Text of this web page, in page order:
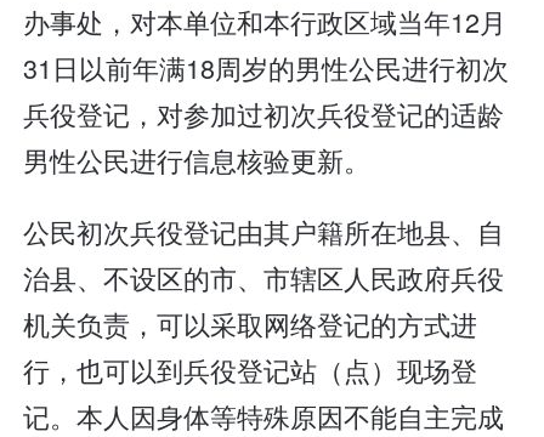
办事处，对本单位和本行政区域当年12月
31日以前年满18周岁的男性公民进行初次
兵役登记，对参加过初次兵役登记的适龄
男性公民进行信息核验更新。
公民初次兵役登记由其户籍所在地县、自
治县、不设区的市、市辖区人民政府兵役
机关负责，可以采取网络登记的方式进
行，也可以到兵役登记站（点）现场登
记。本人因身体等特殊原因不能自主完成